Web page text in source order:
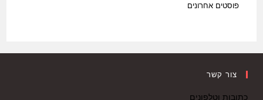
פוסטים אחרונים
צור קשר
כתובות וטלפונים